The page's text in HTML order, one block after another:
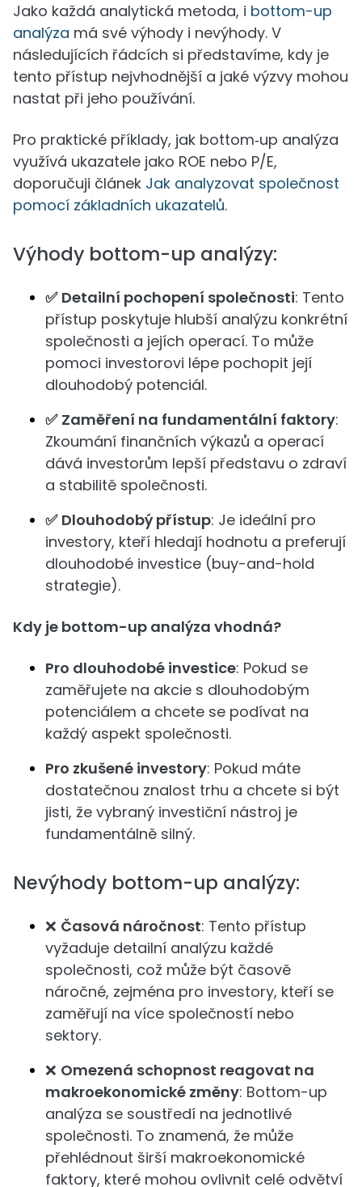
Jako každá analytická metoda, i bottom-up
analýza má své výhody i nevýhody. V
následujících řádcích si představíme, kdy je
tento přístup nejvhodnější a jaké výzvy mohou
nastat při jeho používání.
Pro praktické příklady, jak bottom‑up analýza
využívá ukazatele jako ROE nebo P/E,
doporučuji článek Jak analyzovat společnost
pomocí základních ukazatelů.
Výhody bottom-up analýzy:
✅ Detailní pochopení společnosti: Tento
přístup poskytuje hlubší analýzu konkrétní
společnosti a jejích operací. To může
pomoci investorovi lépe pochopit její
dlouhodobý potenciál.
✅ Zaměření na fundamentální faktory:
Zkoumání finančních výkazů a operací
dává investorům lepší představu o zdraví
a stabilitě společnosti.
✅ Dlouhodobý přístup: Je ideální pro
investory, kteří hledají hodnotu a preferují
dlouhodobé investice (buy-and-hold
strategie).
Kdy je bottom-up analýza vhodná?
Pro dlouhodobé investice: Pokud se
zaměřujete na akcie s dlouhodobým
potenciálem a chcete se podívat na
každý aspekt společnosti.
Pro zkušené investory: Pokud máte
dostatečnou znalost trhu a chcete si být
jisti, že vybraný investiční nástroj je
fundamentálně silný.
Nevýhody bottom-up analýzy:
❌ Časová náročnost: Tento přístup
vyžaduje detailní analýzu každé
společnosti, což může být časově
náročné, zejména pro investory, kteří se
zaměřují na více společností nebo
sektory.
❌ Omezená schopnost reagovat na
makroekonomické změny: Bottom-up
analýza se soustředí na jednotlivé
společnosti. To znamená, že může
přehlédnout širší makroekonomické
faktory, které mohou ovlivnit celé odvětví